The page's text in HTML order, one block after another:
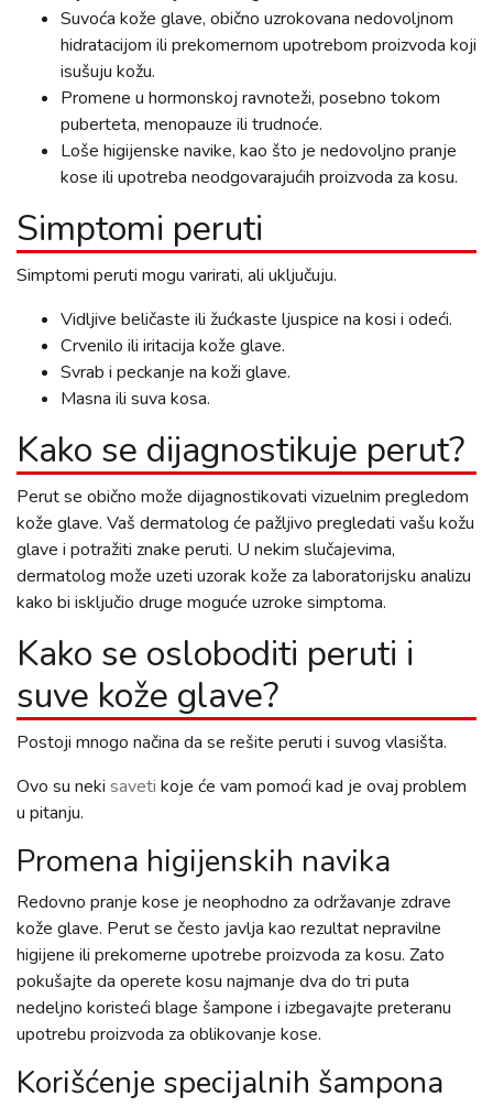
Suvoća kože glave, obično uzrokovana nedovoljnom
hidratacijom ili prekomernom upotrebom proizvoda koji
isušuju kožu.
Promene u hormonskoj ravnoteži, posebno tokom
puberteta, menopauze ili trudnoće.
Loše higijenske navike, kao što je nedovoljno pranje
kose ili upotreba neodgovarajućih proizvoda za kosu.
Simptomi peruti
Simptomi peruti mogu varirati, ali uključuju.
Vidljive beličaste ili žućkaste ljuspice na kosi i odeći.
Crvenilo ili iritacija kože glave.
Svrab i peckanje na koži glave.
Masna ili suva kosa.
Kako se dijagnostikuje perut?
Perut se obično može dijagnostikovati vizuelnim pregledom
kože glave. Vaš dermatolog će pažljivo pregledati vašu kožu
glave i potražiti znake peruti. U nekim slučajevima,
dermatolog može uzeti uzorak kože za laboratorijsku analizu
kako bi isključio druge moguće uzroke simptoma.
Kako se osloboditi peruti i
suve kože glave?
Postoji mnogo načina da se rešite peruti i suvog vlasišta.
Ovo su neki saveti koje će vam pomoći kad je ovaj problem
u pitanju.
Promena higijenskih navika
Redovno pranje kose je neophodno za održavanje zdrave
kože glave. Perut se često javlja kao rezultat nepravilne
higijene ili prekomerne upotrebe proizvoda za kosu. Zato
pokušajte da operete kosu najmanje dva do tri puta
nedeljno koristeći blage šampone i izbegavajte preteranu
upotrebu proizvoda za oblikovanje kose.
Korišćenje specijalnih šampona